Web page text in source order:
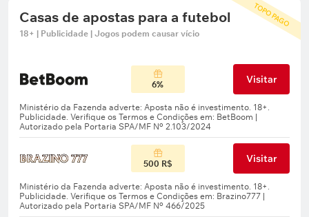
TOPO PAGO
Casas de apostas para a futebol
18+ | Publicidade | Jogos podem causar vício
6% Visitar
500 R$ Visitar